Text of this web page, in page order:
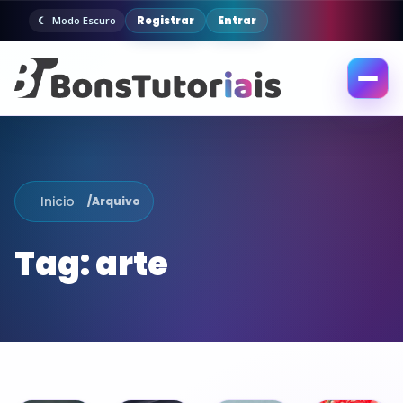
Modo Escuro Registrar Entrar
Abrir
Inicio /Arquivo
Tag:arte